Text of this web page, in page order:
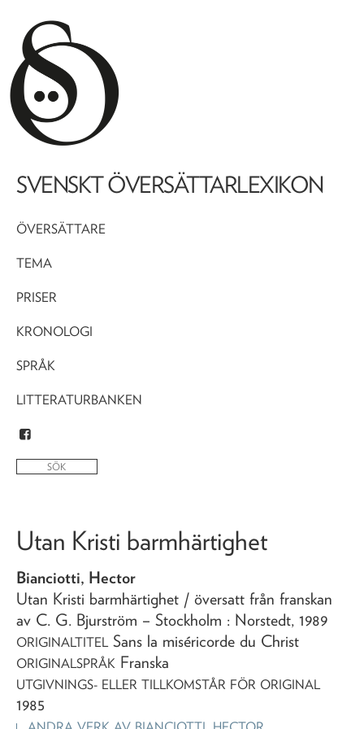
SVENSKT ÖVERSÄTTARLEXIKON
ÖVERSÄTTARE
TEMA
PRISER
KRONOLOGI
SPRÅK
LITTERATURBANKEN
Utan Kristi barmhärtighet
Bianciotti, Hector
Utan Kristi barmhärtighet / översatt från franskan
av C. G. Bjurström – Stockholm : Norstedt, 1989
ORIGINALTITEL Sans la miséricorde du Christ
ORIGINALSPRÅK Franska
UTGIVNINGS- ELLER TILLKOMSTÅR FÖR ORIGINAL
1985